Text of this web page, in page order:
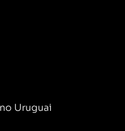
Uruguai